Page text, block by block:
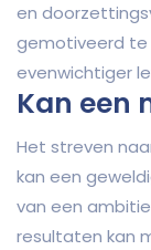
en
gemotiveerd te
evenwichtiger
Kan een
Het streven
kan een
van een
resultaten kan